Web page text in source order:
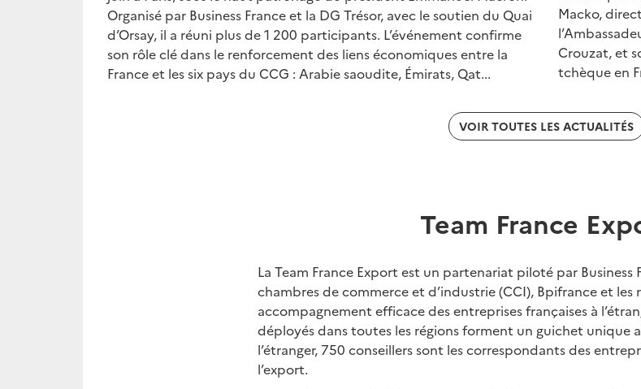
Organisé par Business France et la DG Trésor, avec le soutien du Quai
d’Orsay, il a réuni plus de 1 200 participants. L’événement confirme
son rôle clé dans le renforcement des liens économiques entre la
France et les six pays du CCG : Arabie saoudite, Émirats, Qat...
Macko,
Crouzat, et
tchèque en
VOIR TOUTES LES ACTUALITÉS
Team France
La Team France Export est un partenariat piloté par Business
chambres de commerce et d’industrie (CCI), Bpifrance et les
accompagnement efficace des entreprises françaises à
déployés dans toutes les régions forment un guichet unique
l’étranger, 750 conseillers sont les correspondants des
l’export.